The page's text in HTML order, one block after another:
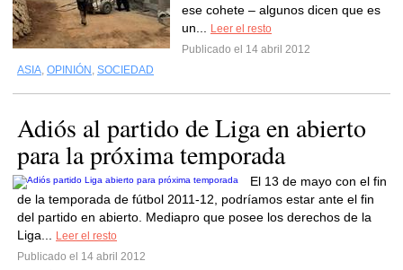
ese cohete – algunos dicen que es
un...
Leer el resto
Publicado el 14 abril 2012
ASIA, OPINIÓN , SOCIEDAD
Adiós al partido de Liga en abierto
para la próxima temporada
El 13 de mayo con el fin
de la temporada de fútbol 2011-12, podríamos estar ante el fin
del partido en abierto. Mediapro que posee los derechos de la
Liga...
Leer el resto
Publicado el 14 abril 2012